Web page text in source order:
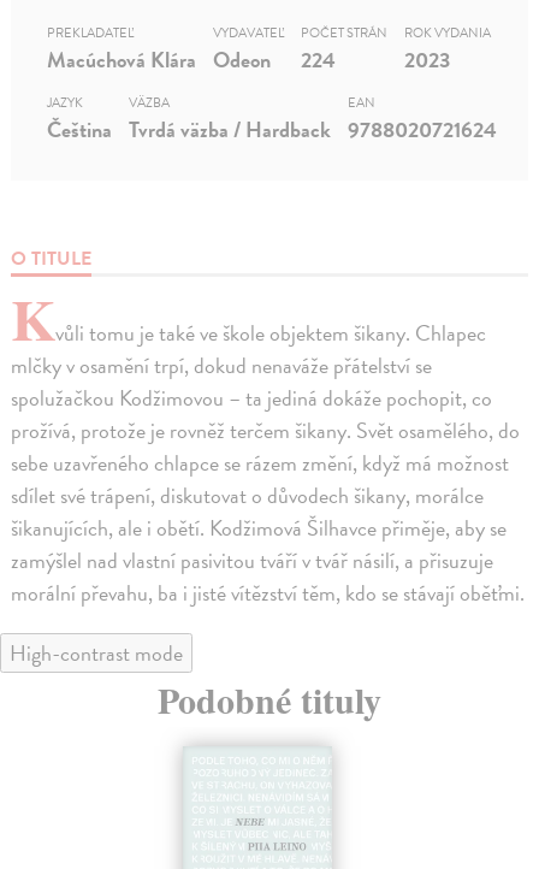
O TITULE
Kvůli tomu je také ve škole objektem šikany. Chlapec
mlčky v osamění trpí, dokud nenaváže přátelství se
spolužačkou Kodžimovou – ta jediná dokáže pochopit, co
prožívá, protože je rovněž terčem šikany. Svět osamělého, do
sebe uzavřeného chlapce se rázem změní, když má možnost
sdílet své trápení, diskutovat o důvodech šikany, morálce
šikanujících, ale i obětí. Kodžimová Šilhavce přiměje, aby se
zamýšlel nad vlastní pasivitou tváří v tvář násilí, a přisuzuje
morální převahu, ba i jisté vítězství těm, kdo se stávají oběťmi.
PREKLADATEĽ
Macúchová Klára
VYDAVATEĽ
Odeon
POČET STRÁN
224
ROK VYDANIA
2023
JAZYK
Čeština
VÄZBA
Tvrdá väzba / Hardback
EAN
9788020721624
High-contrast mode
Podobné tituly